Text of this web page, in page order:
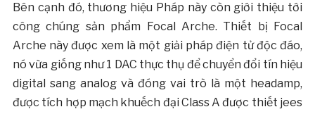
Bên cạnh đó, thương hiệu Pháp này còn giới thiệu tới
công chúng sản phẩm Focal Arche. Thiết bị Focal
Arche này được xem là một giải pháp điện tử độc đáo,
nó vừa giống như 1 DAC thực thụ để chuyển đổi tín hiệu
digital sang analog và đóng vai trò là một headamp,
được tích hợp mạch khuếch đại Class A được thiết jees